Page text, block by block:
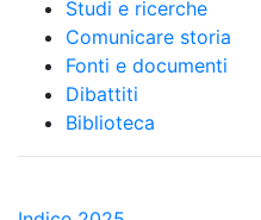
Studi e ricerche
Comunicare storia
Fonti e documenti
Dibattiti
Biblioteca